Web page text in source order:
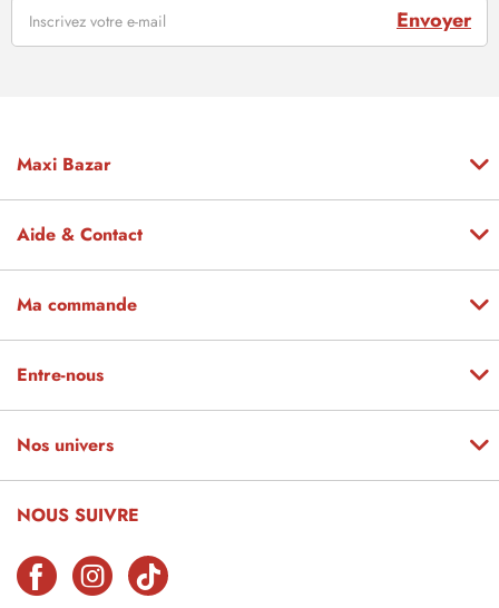
Envoyer
Maxi Bazar
Aide & Contact
Ma commande
Entre-nous
Nos univers
NOUS SUIVRE